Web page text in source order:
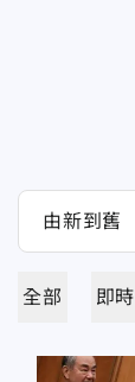
全部 即時